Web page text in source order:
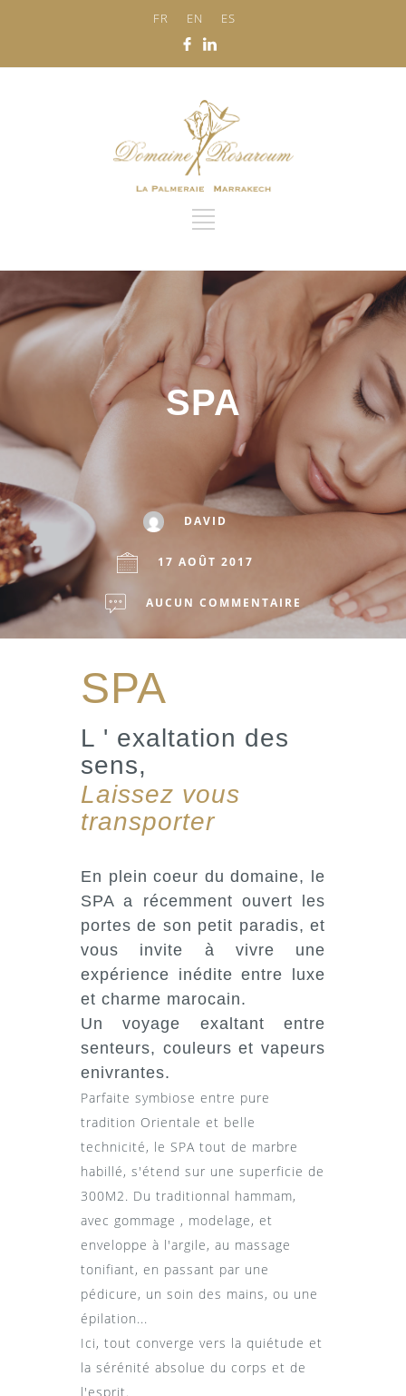
FR EN ES
SPA
DAVID
17 AOÛT 2017
AUCUN COMMENTAIRE
SPA
L ' exaltation des
sens,
Laissez vous
transporter
En plein coeur du domaine, le
SPA a récemment ouvert les
portes de son petit paradis, et
vous invite à vivre une
expérience inédite entre luxe
et charme marocain.
Un voyage exaltant entre
senteurs, couleurs et vapeurs
enivrantes.
Parfaite symbiose entre pure
tradition Orientale et belle
technicité, le SPA tout de marbre
habillé, s'étend sur une superficie de
300M2. Du traditionnal hammam,
avec gommage , modelage, et
enveloppe à l'argile, au massage
tonifiant, en passant par une
pédicure, un soin des mains, ou une
épilation...
Ici, tout converge vers la quiétude et
la sérénité absolue du corps et de
l'esprit.